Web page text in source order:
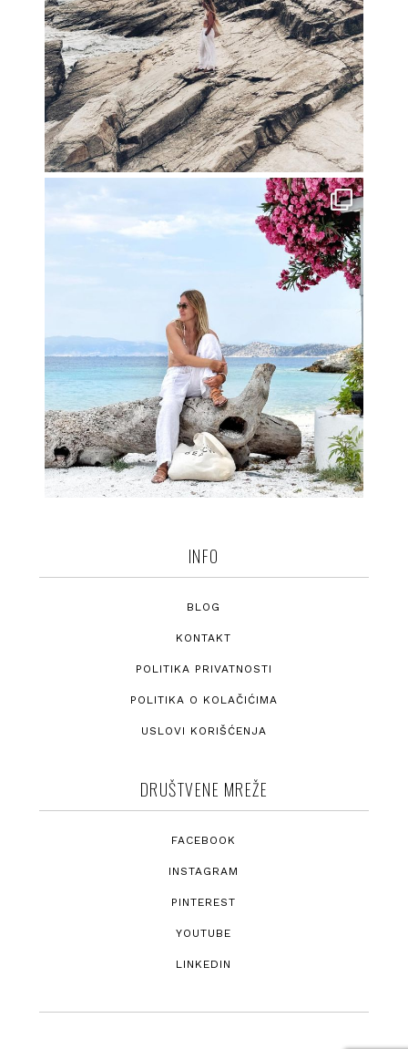
INFO
BLOG
KONTAKT
POLITIKA PRIVATNOSTI
POLITIKA O KOLAČIĆIMA
USLOVI KORIŠĆENJA
DRUŠTVENE MREŽE
FACEBOOK
INSTAGRAM
PINTEREST
YOUTUBE
LINKEDIN